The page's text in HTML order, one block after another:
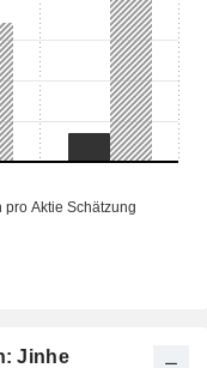
Jinhe